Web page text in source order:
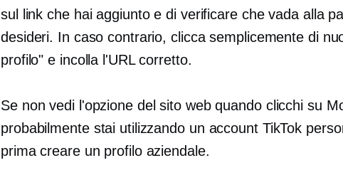
sul link che hai aggiunto e di verificare che vada alla
desideri. In caso contrario, clicca semplicemente di
profilo" e incolla l'URL corretto.
Se non vedi l'opzione del sito web quando clicchi su
probabilmente stai utilizzando un account TikTok
prima creare un profilo aziendale.